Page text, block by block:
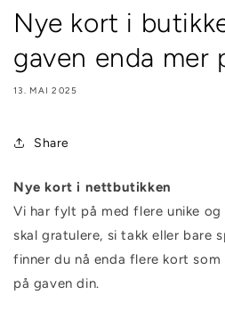
Nye kort i
gaven enda mer
13. MAI 2025
Share
Nye kort i nettbutikken
Vi har fylt på med flere unike
skal gratulere, si takk eller bare
finner du nå enda flere kort som
på gaven din.